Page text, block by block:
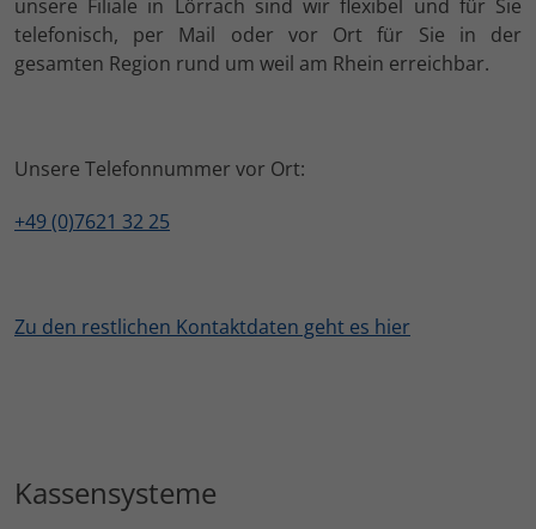
unsere Filiale in Lörrach sind wir flexibel und für Sie
telefonisch, per Mail oder vor Ort für Sie in der
gesamten Region rund um weil am Rhein erreichbar.
Unsere Telefonnummer vor Ort:
+49 (0)7621 32 25
Zu den restlichen Kontaktdaten geht es hier
Kassensysteme